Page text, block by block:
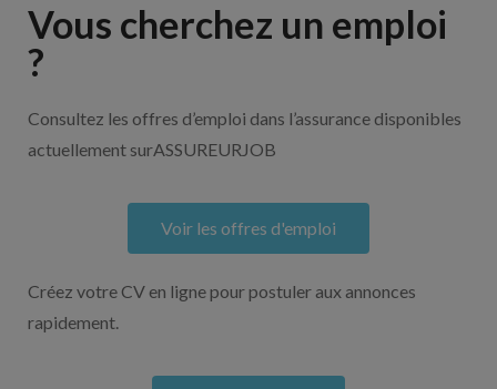
Vous cherchez un emploi
?
Consultez les offres d’emploi dans l’assurance disponibles
actuellement surASSUREURJOB
Voir les offres d'emploi
Créez votre CV en ligne pour postuler aux annonces
rapidement.